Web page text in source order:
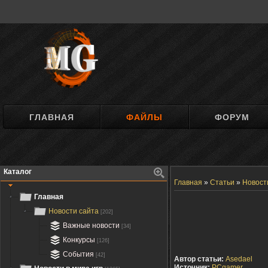
ГЛАВНАЯ ФАЙЛЫ ФОРУМ
Каталог
Главная
Новости сайта [202]
Важные новости [34]
Конкурсы [126]
События [42]
Главная » Статьи »
Автор статьи: Asedael